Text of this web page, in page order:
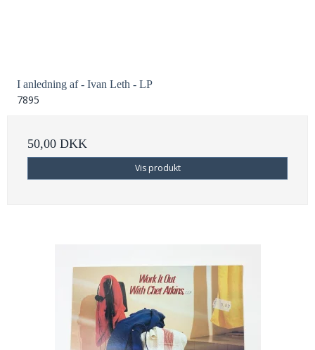
I anledning af - Ivan Leth - LP
7895
50,00 DKK
Vis produkt